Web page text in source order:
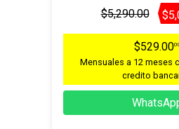
$5,290.00
$529.00
Mensuales a 12 meses
credito